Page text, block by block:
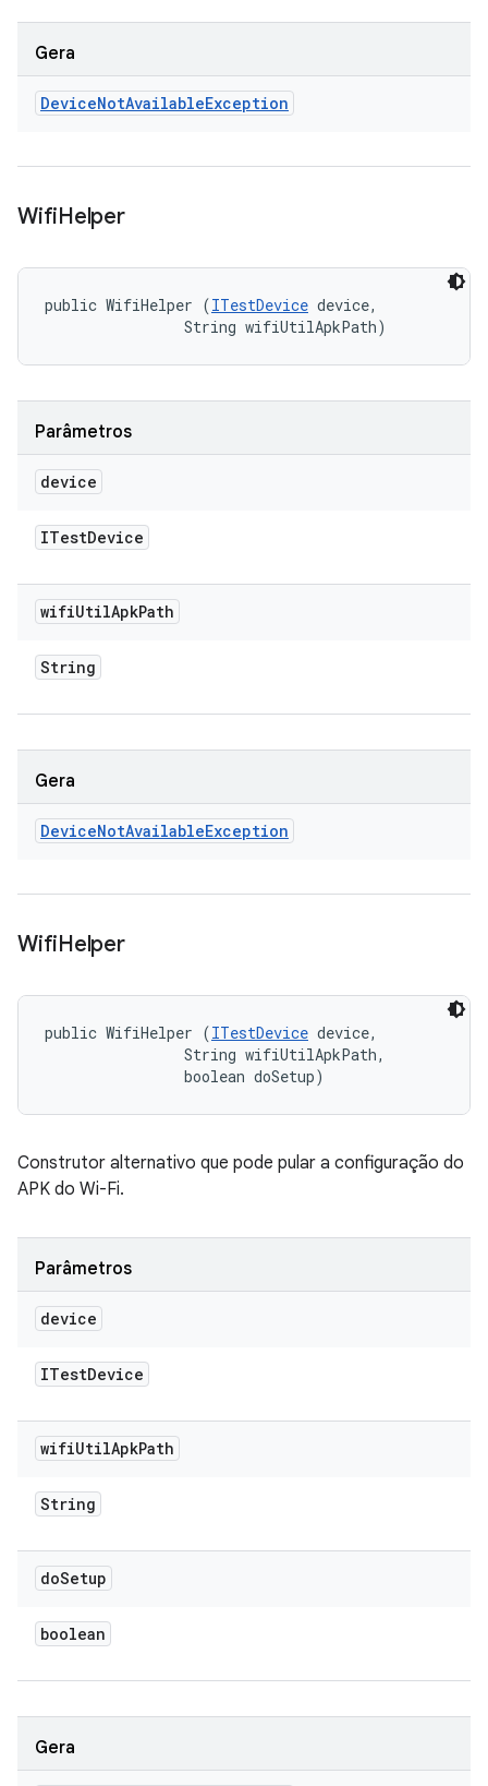
Gera
DeviceNotAvailableException
WifiHelper
public WifiHelper (ITestDevice device,
                String wifiUtilApkPath)
Parâmetros
device
ITestDevice
wifiUtilApkPath
String
Gera
DeviceNotAvailableException
WifiHelper
public WifiHelper (ITestDevice device,
                String wifiUtilApkPath,
                boolean doSetup)
Construtor alternativo que pode pular a configuração do
APK do Wi-Fi.
Parâmetros
device
ITestDevice
wifiUtilApkPath
String
doSetup
boolean
Gera